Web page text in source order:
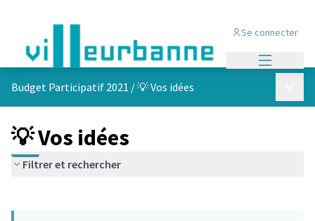
Se connecter
Budget Participatif 2021 /💡 Vos idées
💡 Vos idées
Filtrer et rechercher